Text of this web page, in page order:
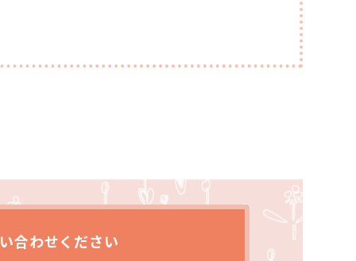
合わせください